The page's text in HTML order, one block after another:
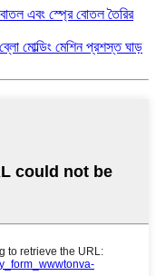
এবং স্প্রে বোতল তৈরির
মোল্ডিং মেশিন প্রশস্ত ঘাড়